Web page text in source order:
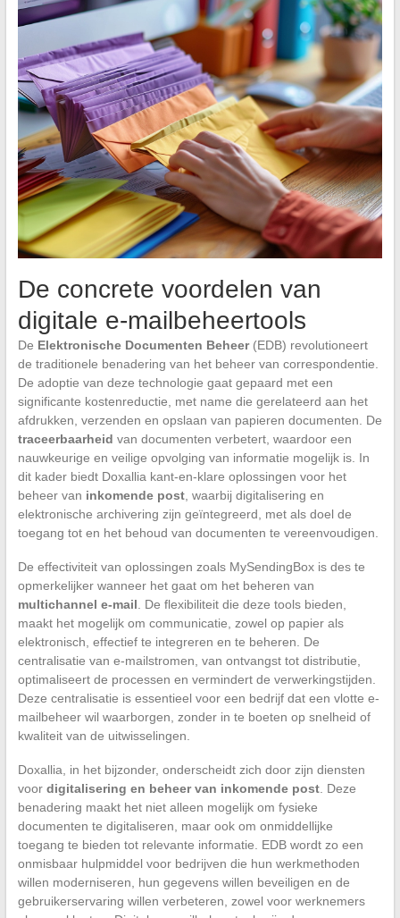
De concrete voordelen van
digitale e-mailbeheertools
De Elektronische Documenten Beheer(EDB) revolutioneert
de traditionele benadering van het beheer van correspondentie.
De adoptie van deze technologie gaat gepaard met een
significante kostenreductie, met name die gerelateerd aan het
afdrukken, verzenden en opslaan van papieren documenten. De
traceerbaarheid van documenten verbetert, waardoor een
nauwkeurige en veilige opvolging van informatie mogelijk is. In
dit kader biedt Doxallia kant-en-klare oplossingen voor het
beheer van inkomende post, waarbij digitalisering en
elektronische archivering zijn geïntegreerd, met als doel de
toegang tot en het behoud van documenten te vereenvoudigen.
De effectiviteit van oplossingen zoals MySendingBox is des te
opmerkelijker wanneer het gaat om het beheren van
multichannel e-mail . De flexibiliteit die deze tools bieden,
maakt het mogelijk om communicatie, zowel op papier als
elektronisch, effectief te integreren en te beheren. De
centralisatie van e-mailstromen, van ontvangst tot distributie,
optimaliseert de processen en vermindert de verwerkingstijden.
Deze centralisatie is essentieel voor een bedrijf dat een vlotte e-
mailbeheer wil waarborgen, zonder in te boeten op snelheid of
kwaliteit van de uitwisselingen.
Doxallia, in het bijzonder, onderscheidt zich door zijn diensten
voor digitalisering en beheer van inkomende post. Deze
benadering maakt het niet alleen mogelijk om fysieke
documenten te digitaliseren, maar ook om onmiddellijke
toegang te bieden tot relevante informatie. EDB wordt zo een
onmisbaar hulpmiddel voor bedrijven die hun werkmethoden
willen moderniseren, hun gegevens willen beveiligen en de
gebruikerservaring willen verbeteren, zowel voor werknemers